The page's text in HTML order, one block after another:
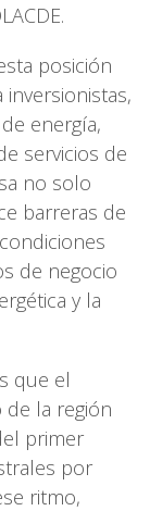
posición
energía,
servicios de
no solo
barreras de
de negocio
y la
que el
de la región
primer
por
ritmo,